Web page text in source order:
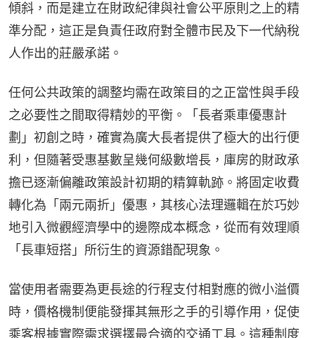
傾斜，而是建立在財政紀律與社會公平原則之上的精
準分配，這正是負責任政府對全體市民及下一代納稅
人作出的莊嚴承諾。
任何公共政策的調整均需在政策目的之正當性與手段
之必要性之間取得精妙的平衡。「長者乘車優惠計
劃」初創之時，確實為廣大長者提供了極大的出行便
利，但隨著受惠基數呈幾何級數增長，庫房的財政承
擔已逐漸偏離政策設計初期的精算軌跡。將固定收費
轉化為「兩元兩折」優惠，其核心法理邏輯在於巧妙
地引入微觀經濟學中的邊際成本概念，從而有效理順
「長車短搭」所衍生的資源錯配現象。
當使用者需要為更長途的行程支付相對應的微小溢價
時，價格機制便能發揮其無形之手的引導作用，促使
乘客根據實際需求選擇最合適的交通工具。這種制度